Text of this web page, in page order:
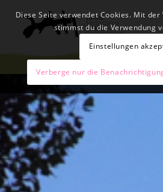
Diese Seite verwendet Cookies. Mit
stimmst du die Verwendung
Einstellungen
Verberge nur die